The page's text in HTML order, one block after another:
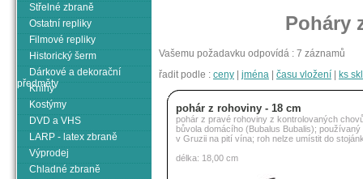
Poháry
Vašemu požadavku odpovídá : 7 záznamů
řadit podle : ceny jména času vložení ks
pohár z rohoviny - 18 cm
pohár z pravé rohoviny z kontrolovaných
bůvola domácího (Bubalus Bubalis); používaný
v Gruzii na pití vína; roh nelze umístit do
délka: 18,00 cm
Střelné zbraně
Ostatní repliky
Filmové repliky
Historický šerm
Dárkové a dekorační
předměty
Knihy
Kostýmy
DVD a VHS
LARP - latex zbraně
Výprodej
Chladné zbraně